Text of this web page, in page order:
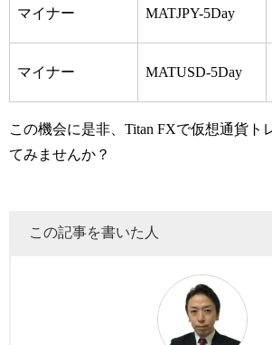
マイナー MATJPY-5Day
マイナー MATUSD-5Day
この機会に是非、Titan FXで仮想通貨ト
てみませんか？
この記事を書いた人